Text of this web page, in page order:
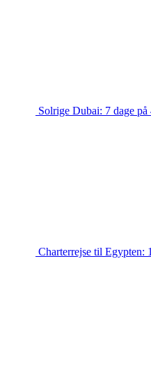
Solrige Dubai: 7 dage
Charterrejse til Egypten: